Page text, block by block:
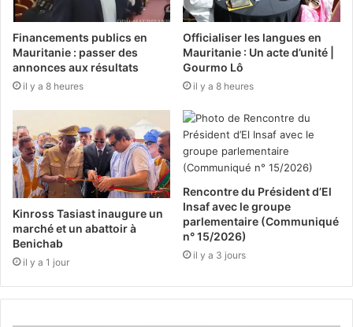
Financements publics en
Mauritanie : passer des
annonces aux résultats
il y a 8 heures
Officialiser les langues en
Mauritanie : Un acte d’unité |
Gourmo Lô
il y a 8 heures
Kinross Tasiast inaugure un
marché et un abattoir à
Benichab
il y a 1 jour
Rencontre du Président d’El
Insaf avec le groupe
parlementaire (Communiqué
n° 15/2026)
il y a 3 jours